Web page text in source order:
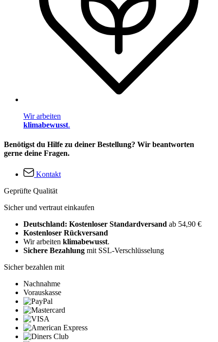
Wir arbeiten
klimabewusst.
Benötigst du Hilfe zu deiner Bestellung? Wir beantworten
gerne deine Fragen.
Kontakt
Geprüfte Qualität
Sicher und vertraut einkaufen
Deutschland: Kostenloser Standardversand ab 54,90 €
Kostenloser Rückversand
Wir arbeiten klimabewusst.
Sichere Bezahlung mit SSL-Verschlüsselung
Sicher bezahlen mit
Nachnahme
Vorauskasse